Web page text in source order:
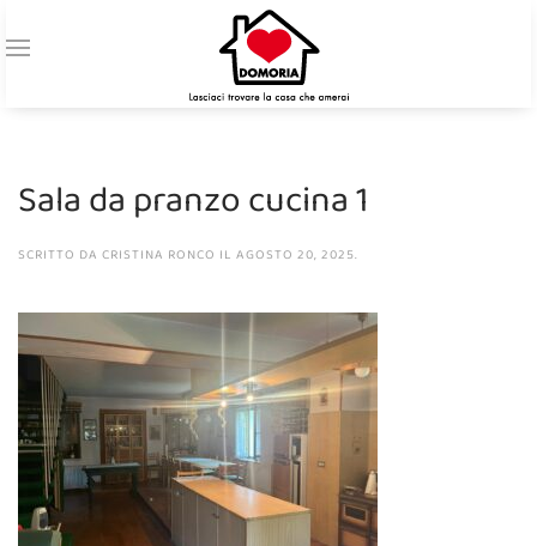
Sala da pranzo cucina 1
SCRITTO DA CRISTINA RONCO IL AGOSTO 20, 2025.